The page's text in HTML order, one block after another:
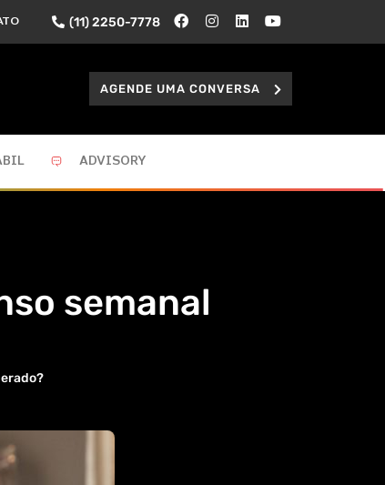
(11) 2250-7778
AGENDE UMA CONVERSA
ADVISORY
semanal